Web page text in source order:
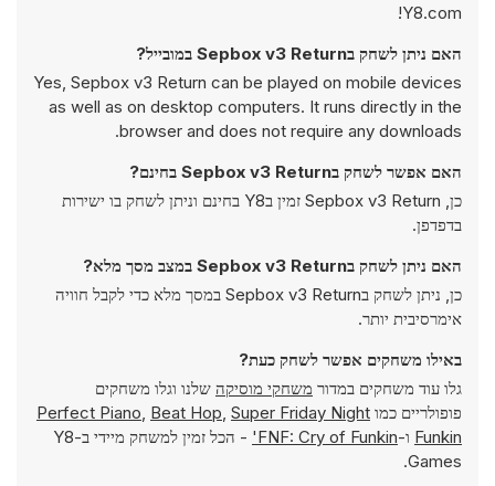
Y8.com!
האם ניתן לשחק בSepbox v3 Return במובייל?
Yes, Sepbox v3 Return can be played on mobile devices
as well as on desktop computers. It runs directly in the
browser and does not require any downloads.
האם אפשר לשחק בSepbox v3 Return בחינם?
כן, Sepbox v3 Return זמין בY8 בחינם וניתן לשחק בו ישירות
בדפדפן.
האם ניתן לשחק בSepbox v3 Return במצב מסך מלא?
כן, ניתן לשחק בSepbox v3 Return במסך מלא כדי לקבל חוויה
אימרסיבית יותר.
באילו משחקים אפשר לשחק כעת?
גלו עוד משחקים במדור משחקי מוסיקה שלנו וגלו משחקים
פופולריים כמו
Perfect Piano, Beat Hop, Super Friday Night
Funkin ו-FNF: Cry of Funkin'
- הכל זמין למשחק מיידי ב-Y8
Games.